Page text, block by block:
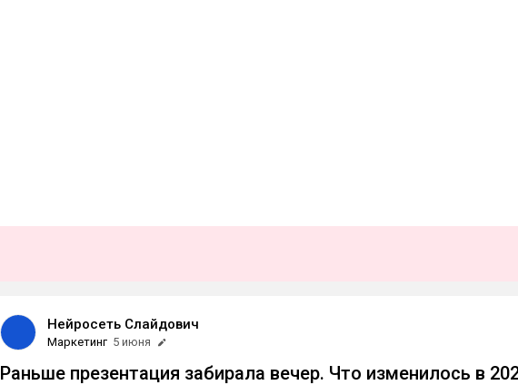
Нейросеть Слайдович
Маркетинг 5 июня
Раньше презентация забирала вечер. Что изменилось в